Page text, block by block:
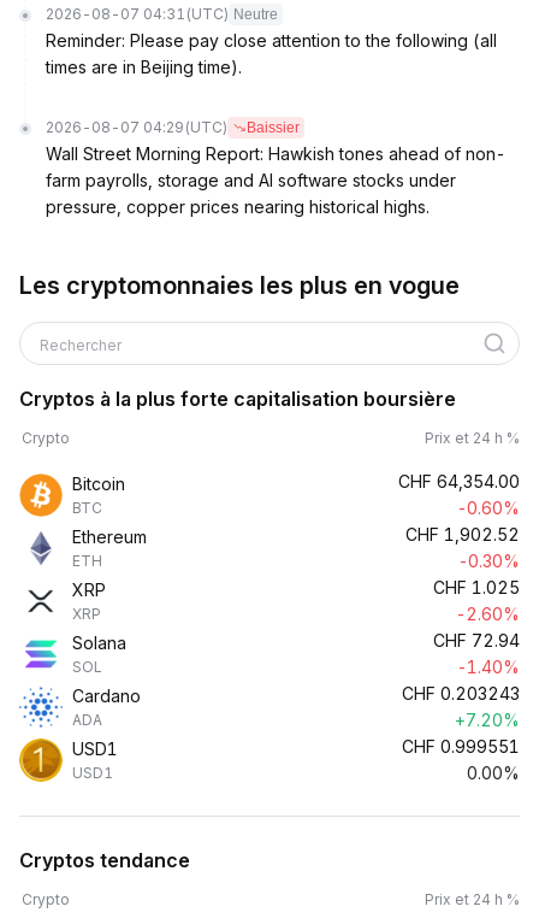
2026-08-07 04:31 (UTC) Neutre
Reminder: Please pay close attention to the following (all
times are in Beijing time).
2026-08-07 04:29 (UTC) Baissier
Wall Street Morning Report: Hawkish tones ahead of non-
farm payrolls, storage and AI software stocks under
pressure, copper prices nearing historical highs.
Les cryptomonnaies les plus en vogue
Rechercher
Cryptos à la plus forte capitalisation boursière
Crypto Prix et 24 h %
Bitcoin
BTC
CHF 64,354.00
-0.60%
Ethereum
ETH
CHF 1,902.52
-0.30%
XRP
XRP
CHF 1.025
-2.60%
Solana
SOL
CHF 72.94
-1.40%
Cardano
ADA
CHF 0.203243
+7.20%
USD1
USD1
CHF 0.999551
0.00%
Cryptos tendance
Crypto Prix et 24 h %